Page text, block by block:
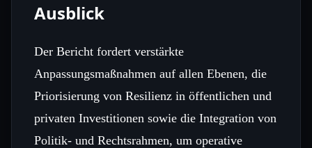
Ausblick
Der Bericht fordert verstärkte
Anpassungsmaßnahmen auf allen Ebenen, die
Priorisierung von Resilienz in öffentlichen und
privaten Investitionen sowie die Integration von
Politik‑ und Rechtsrahmen, um operative